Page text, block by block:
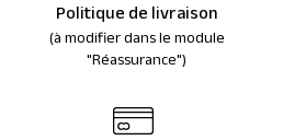
Politique de livraison
(à modifier dans le module
"Réassurance")